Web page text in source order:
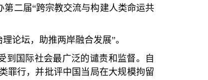
第二届“跨宗教交流与构建人类命运共
论坛，助推两岸融合发展”。
到国际社会最广泛的谴责和监督。自
罪行，并批评中国当局在大规模拘留